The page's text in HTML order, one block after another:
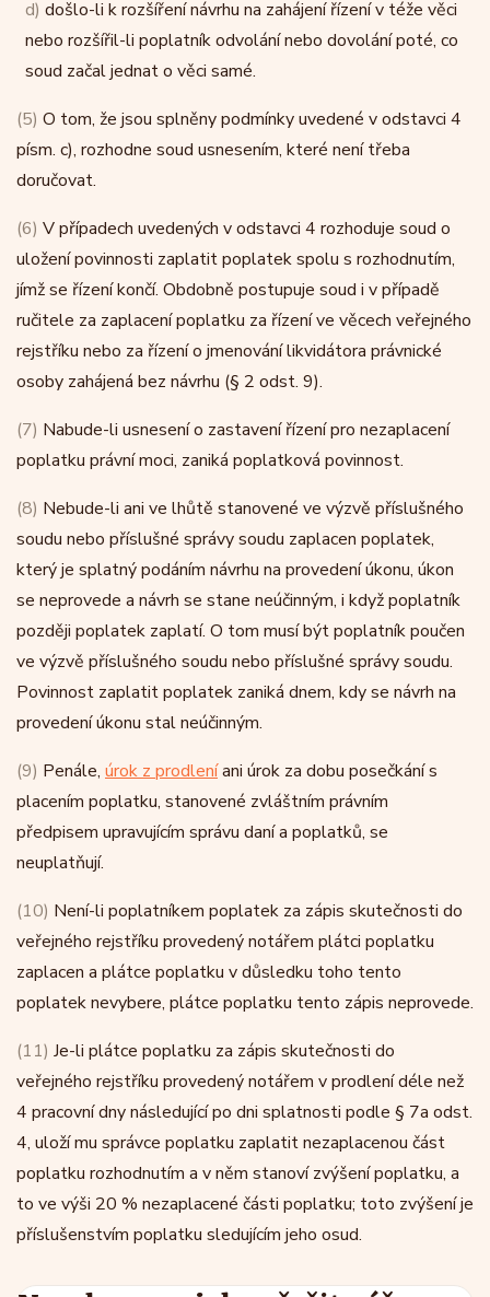
d) došlo-li k rozšíření návrhu na zahájení řízení v téže věci
nebo rozšířil-li poplatník odvolání nebo dovolání poté, co
soud začal jednat o věci samé.
(5) O tom, že jsou splněny podmínky uvedené v odstavci 4
písm. c), rozhodne soud usnesením, které není třeba
doručovat.
(6) V případech uvedených v odstavci 4 rozhoduje soud o
uložení povinnosti zaplatit poplatek spolu s rozhodnutím,
jímž se řízení končí. Obdobně postupuje soud i v případě
ručitele za zaplacení poplatku za řízení ve věcech veřejného
rejstříku nebo za řízení o jmenování likvidátora právnické
osoby zahájená bez návrhu (§ 2 odst. 9).
(7) Nabude-li usnesení o zastavení řízení pro nezaplacení
poplatku právní moci, zaniká poplatková povinnost.
(8) Nebude-li ani ve lhůtě stanovené ve výzvě příslušného
soudu nebo příslušné správy soudu zaplacen poplatek,
který je splatný podáním návrhu na provedení úkonu, úkon
se neprovede a návrh se stane neúčinným, i když poplatník
později poplatek zaplatí. O tom musí být poplatník poučen
ve výzvě příslušného soudu nebo příslušné správy soudu.
Povinnost zaplatit poplatek zaniká dnem, kdy se návrh na
provedení úkonu stal neúčinným.
(9) Penále, úrok z prodleníani úrok za dobu posečkání s
placením poplatku, stanovené zvláštním právním
předpisem upravujícím správu daní a poplatků, se
neuplatňují.
(10) Není-li poplatníkem poplatek za zápis skutečnosti do
veřejného rejstříku provedený notářem plátci poplatku
zaplacen a plátce poplatku v důsledku toho tento
poplatek nevybere, plátce poplatku tento zápis neprovede.
(11) Je-li plátce poplatku za zápis skutečnosti do
veřejného rejstříku provedený notářem v prodlení déle než
4 pracovní dny následující po dni splatnosti podle § 7a odst.
4, uloží mu správce poplatku zaplatit nezaplacenou část
poplatku rozhodnutím a v něm stanoví zvýšení poplatku, a
to ve výši 20 % nezaplacené části poplatku; toto zvýšení je
příslušenstvím poplatku sledujícím jeho osud.